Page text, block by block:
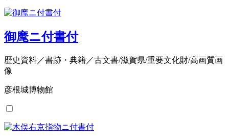
御麾ニ付書付
歴史資料／書跡・典籍／古文書/滋賀県/重要文化財/高画質画
像
彦根城博物館